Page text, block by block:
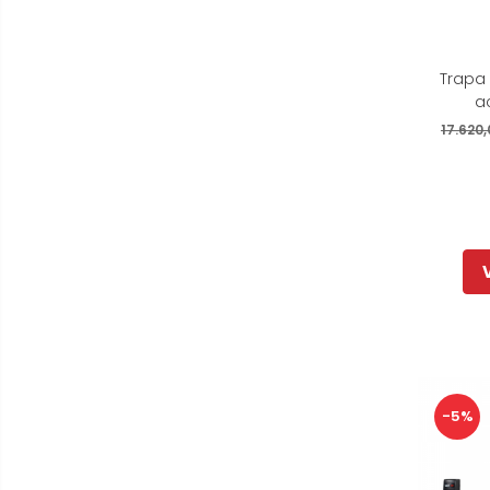
Trapa
-5%